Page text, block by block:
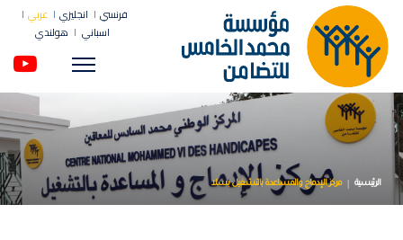
فرنسي انجليزي
عربي
اسباني
هولندي
Menu
الرئيسية مركز الإدماج والمساعدة بالتشغيل بسلا